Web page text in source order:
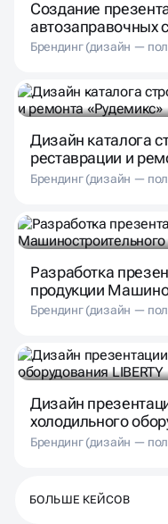
Создание
автозаправочных
Брендинг (дизайн —
Дизайн каталога
реставрации и
Брендинг (дизайн —
Разработка
продукции
«Мираторг»
Брендинг (дизайн —
Дизайн
холодильного
Брендинг (дизайн —
БОЛЬШЕ КЕЙСОВ